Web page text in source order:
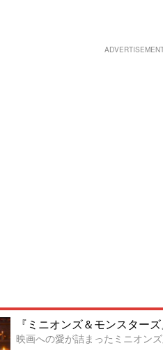
『ミニオンズ＆モンスターズ
映画への愛が詰まったミニオン